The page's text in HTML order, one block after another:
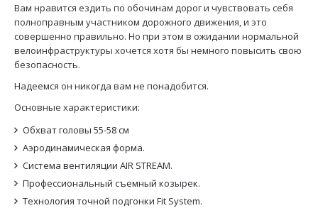
Вам нравится ездить по обочинам дорог и чувствовать себя
полноправным участником дорожного движения, и это
совершенно правильно. Но при этом в ожидании нормальной
велоинфраструктуры хочется хотя бы немного повысить свою
безопасность.
Надеемся он никогда вам не понадобится.
Основные характеристики:
Обхват головы 55-58 см
Аэродинамическая форма.
Система вентиляции AIR STREAM.
Профессиональный съемный козырек.
Технология точной подгонки Fit System.